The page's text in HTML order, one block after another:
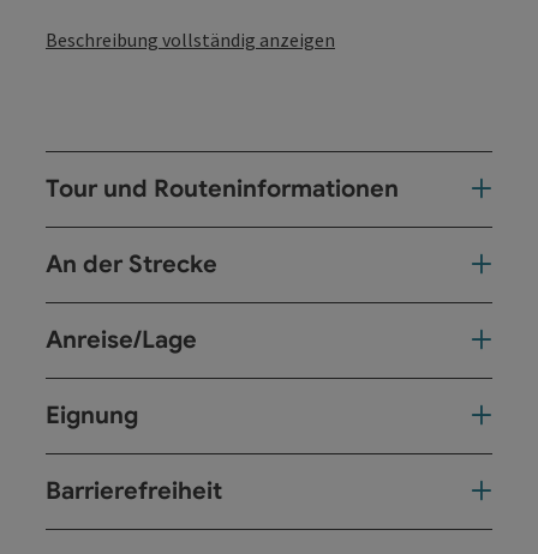
Beschreibung vollständig anzeigen
Tour und Routeninformationen
An der Strecke
Anreise/Lage
Eignung
Barrierefreiheit